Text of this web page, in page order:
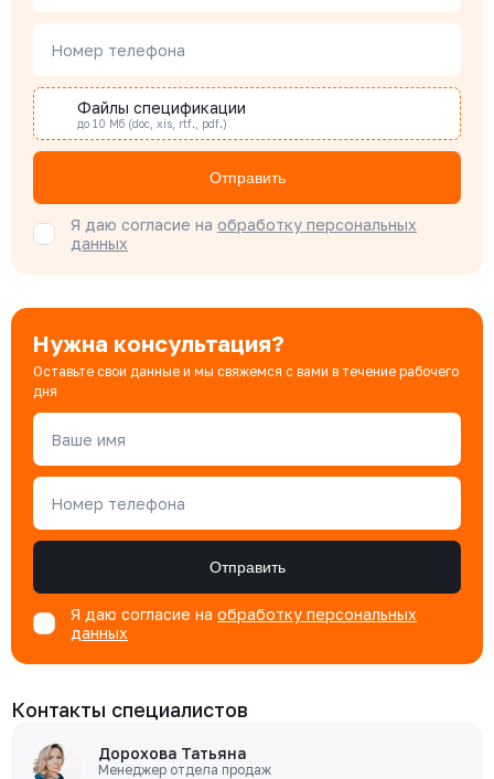
Специалист отдела снабжения
Бондарюк Евгения
Специалист отдела продаж
Номер телефона
Файлы спецификации
до 10 Мб (doc, xis, rtf., pdf.)
Отправить
Я даю согласие на обработку персональных
данных
Нужна консультация?
Оставьте свои данные и мы свяжемся с вами в течение рабочего
дня
Ваше имя
Номер телефона
Отправить
Я даю согласие на обработку персональных
данных
Контакты специалистов
Дорохова Татьяна
Менеджер отдела продаж